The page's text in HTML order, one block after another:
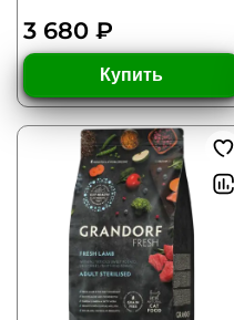
3 680 ₽
Купить